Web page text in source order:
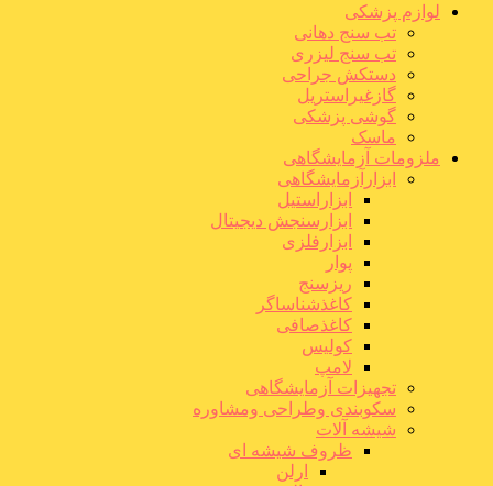
لوازم پزشکی
تب سنج دهانی
تب سنج لیزری
دستکش جراحی
گازغیراستریل
گوشی پزشکی
ماسک
ملزومات آزمایشگاهی
ابزارآزمایشگاهی
ابزاراستیل
ابزارسنجش دیجیتال
ابزارفلزی
پوار
ریزسنج
کاغذشناساگر
کاغذصافی
کولیس
لامپ
تجهیزات آزمایشگاهی
سکوبندی وطراحی ومشاوره
شیشه آلات
ظروف شیشه ای
ارلن